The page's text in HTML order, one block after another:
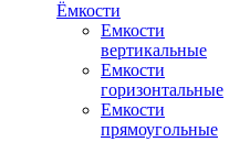
Ёмкости
Емкости
вертикальные
Емкости
горизонтальные
Емкости
прямоугольные